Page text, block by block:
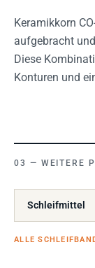
Keramikkorn
aufgebracht
Diese
Konturen und
WEITERE
Schleifmittel
ALLE